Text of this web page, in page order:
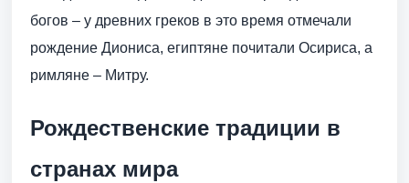
богов – у древних греков в это время отмечали
рождение Диониса, египтяне почитали Осириса, а
римляне – Митру.
Рождественские традиции в
странах мира